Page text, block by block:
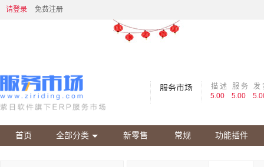
请登录 免费注册
服务市场
描 述
5.00
服 务
5.00
发
首页 全部分类 新零售 常规 功能插件